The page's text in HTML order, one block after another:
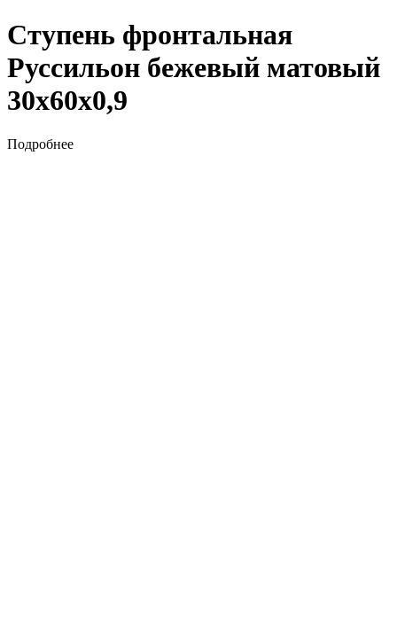
Ступень фронтальная
Руссильон бежевый матовый
30х60х0,9
Подробнее